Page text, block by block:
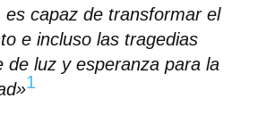
es capaz de transformar el
e incluso las tragedias
de luz y esperanza para la
1